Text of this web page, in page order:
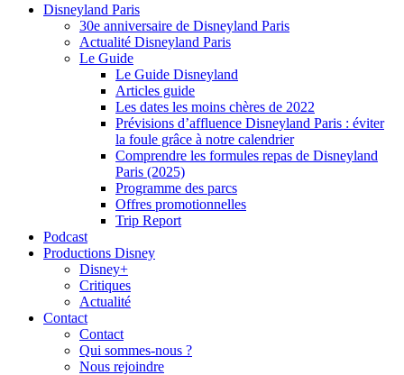
Disneyland Paris
30e anniversaire de Disneyland Paris
Actualité Disneyland Paris
Le Guide
Le Guide Disneyland
Articles guide
Les dates les moins chères de 2022
Prévisions d’affluence Disneyland Paris : éviter
la foule grâce à notre calendrier
Comprendre les formules repas de Disneyland
Paris (2025)
Programme des parcs
Offres promotionnelles
Trip Report
Podcast
Productions Disney
Disney+
Critiques
Actualité
Contact
Contact
Qui sommes-nous ?
Nous rejoindre